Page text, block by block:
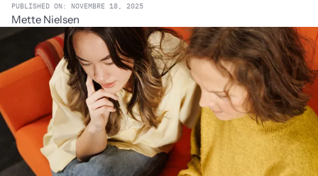
PUBLISHED ON: NOVEMBRE 18, 2025
Mette Nielsen